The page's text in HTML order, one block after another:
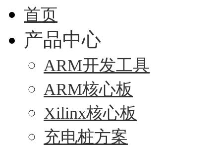
首页
产品中心
ARM开发工具
ARM核心板
Xilinx核心板
充电桩方案